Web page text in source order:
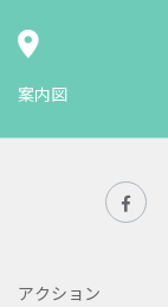
案内図
アクション